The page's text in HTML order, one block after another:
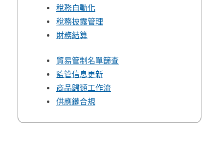
稅務自動化
稅務披露管理
財務結算
貿易管制名單篩查
監管信息更新
商品歸類工作流
供應鏈合規